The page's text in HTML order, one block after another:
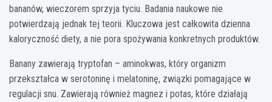
bananów, wieczorem sprzyja tyciu. Badania naukowe nie
potwierdzają jednak tej teorii. Kluczowa jest całkowita dzienna
kaloryczność diety, a nie pora spożywania konkretnych produktów.
Banany zawierają tryptofan – aminokwas, który organizm
przekształca w serotoninę i melatoninę, związki pomagające w
regulacji snu. Zawierają również magnez i potas, które działają